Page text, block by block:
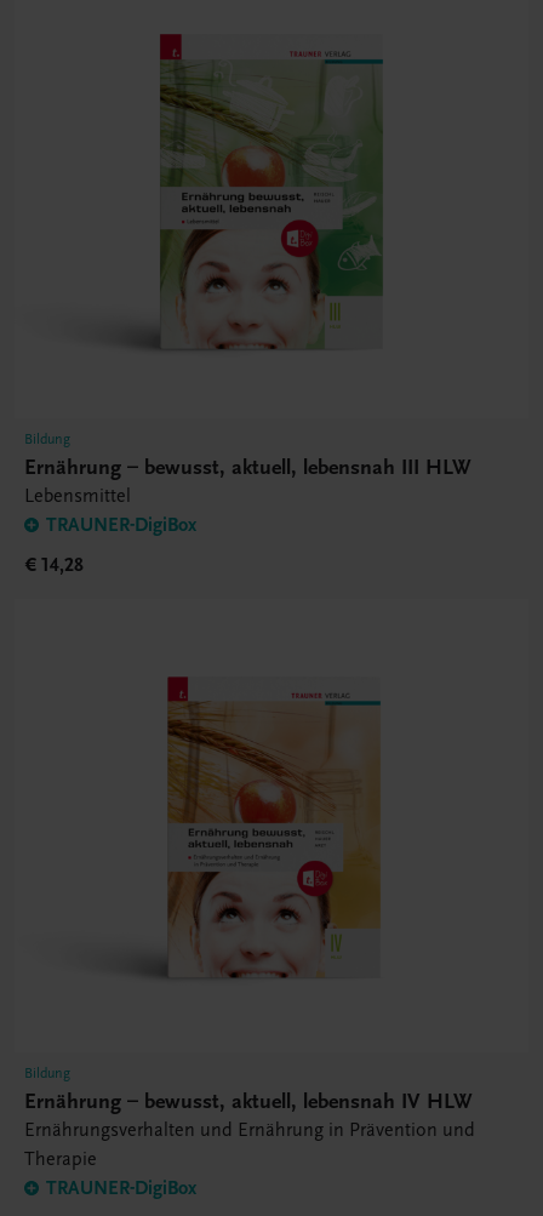
Bildung
Ernährung – bewusst, aktuell, lebensnah III HLW
Lebensmittel
TRAUNER-DigiBox
€ 14,28
Bildung
Ernährung – bewusst, aktuell, lebensnah IV HLW
Ernährungsverhalten und Ernährung in Prävention und
Therapie
TRAUNER-DigiBox